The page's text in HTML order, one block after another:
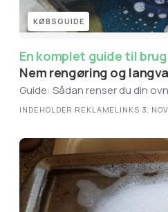
KØBSGUIDE
En komplet guide til
Nem rengøring og
Guide: Sådan renser du din
INDEHOLDER REKLAMELINKS·3.